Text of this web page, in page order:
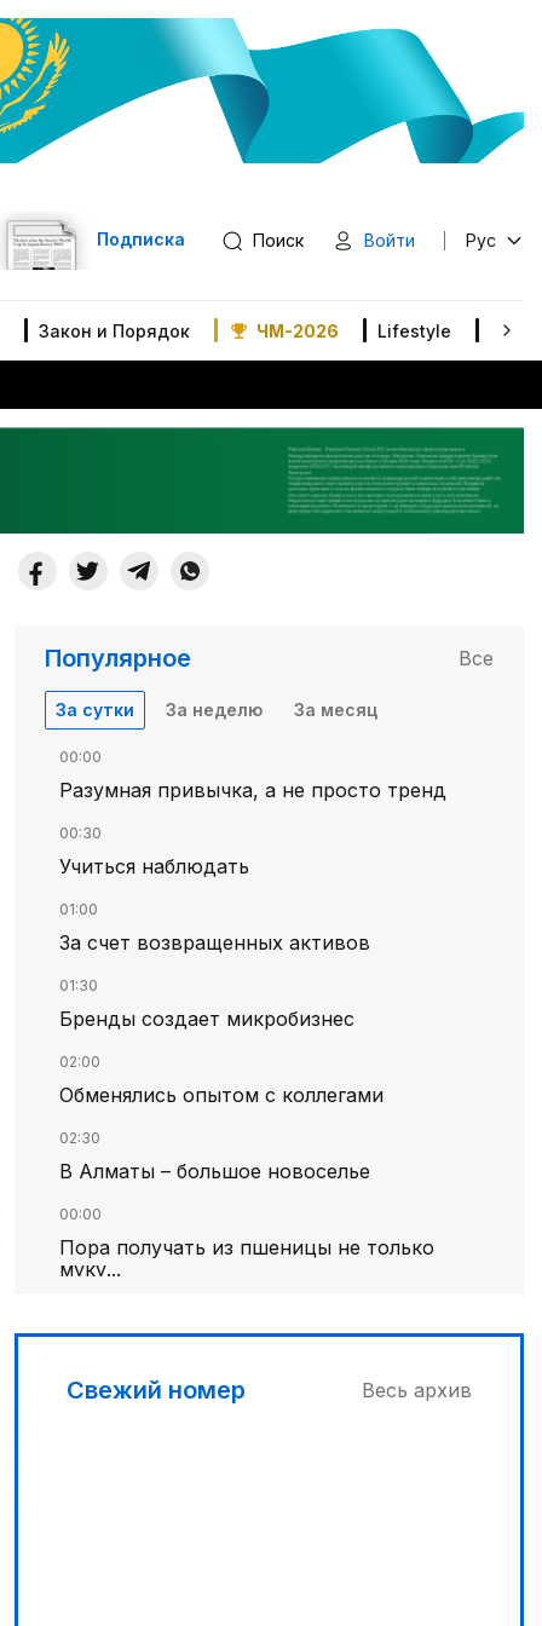
Подписка Поиск Войти Рус
Закон и Порядок ЧМ-2026 Lifestyle В
Популярное Все
За сутки За неделю За месяц
00:00
Разумная привычка, а не просто тренд
00:30
Учиться наблюдать
01:00
За счет возвращенных активов
01:30
Бренды создает микробизнес
02:00
Обменялись опытом с коллегами
02:30
В Алматы – большое новоселье
00:00
Пора получать из пшеницы не только
муку...
03:00
Свежий номер Весь архив